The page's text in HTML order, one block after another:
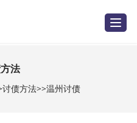
T
o
法
讨债方法>>温州讨债